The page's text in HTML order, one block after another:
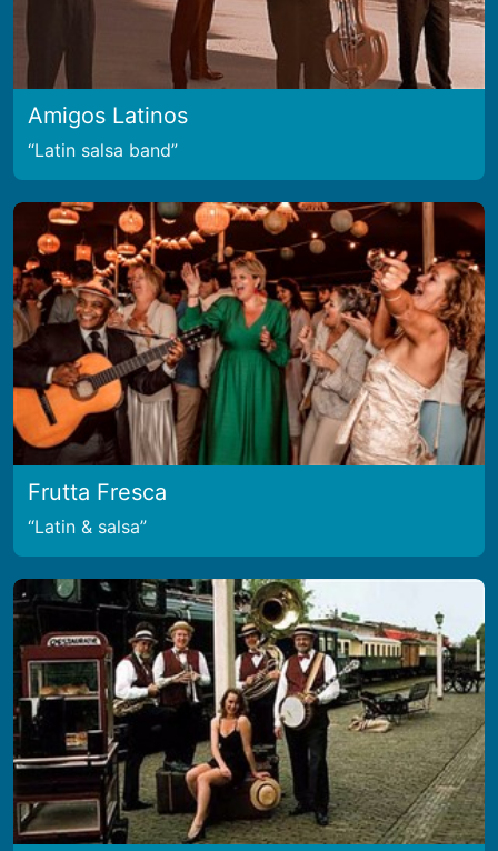
Amigos Latinos
Latin salsa band
Frutta Fresca
Latin & salsa